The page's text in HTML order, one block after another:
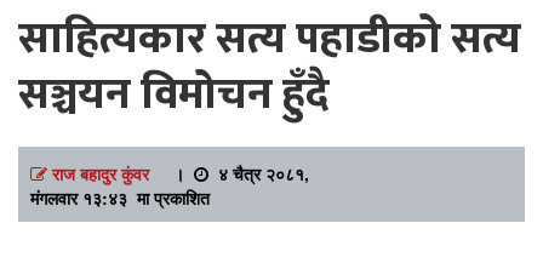
साहित्यकार सत्य पहाडीको सत्य
सञ्चयन विमोचन हुँदै
राज बहादुर कुंवर ।
४ चैत्र २०८१,
मंगलवार १३:४३ मा प्रकाशित